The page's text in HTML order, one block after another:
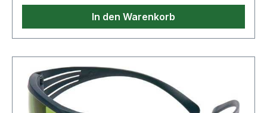
technische Eigenschaften: · Linsenbeschichtung:
3M Scotchgard Anti-Fog ·
Scheibenkennzeichnung: 5 3M 1 F · Gewicht ca.:
In den Warenkorb